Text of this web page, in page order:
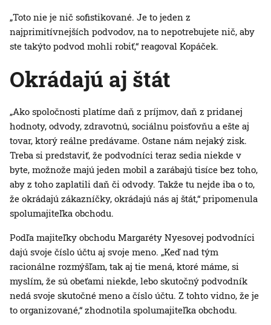
„Toto nie je nič sofistikované. Je to jeden z
najprimitívnejších podvodov, na to nepotrebujete nič, aby
ste takýto podvod mohli robiť,“ reagoval Kopáček.
Okrádajú aj štát
„Ako spoločnosti platíme daň z príjmov, daň z pridanej
hodnoty, odvody, zdravotnú, sociálnu poisťovňu a ešte aj
tovar, ktorý reálne predávame. Ostane nám nejaký zisk.
Treba si predstaviť, že podvodníci teraz sedia niekde v
byte, možnože majú jeden mobil a zarábajú tisíce bez toho,
aby z toho zaplatili daň či odvody. Takže tu nejde iba o to,
že okrádajú zákazníčky, okrádajú nás aj štát,“ pripomenula
spolumajiteľka obchodu.
Podľa majiteľky obchodu Margaréty Nyesovej podvodníci
dajú svoje číslo účtu aj svoje meno. „Keď nad tým
racionálne rozmýšľam, tak aj tie mená, ktoré máme, si
myslím, že sú obeťami niekde, lebo skutočný podvodník
nedá svoje skutočné meno a číslo účtu. Z tohto vidno, že je
to organizované,“ zhodnotila spolumajiteľka obchodu.